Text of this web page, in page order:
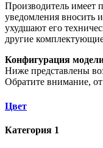
Производитель имеет
уведомления вносить
ухудшают его
другие
Конфигурация
Ниже представлены
Обратите внимание,
Цвет
Категория 1